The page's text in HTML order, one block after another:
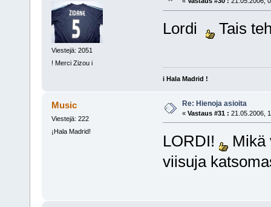
Viestejä: 2051
! Merci Zizou i
Lordi Tais
i Hala Madrid !
Music
Viestejä: 222
¡Hala Madrid!
Re: Hienoja asioita
« Vastaus #31 : 21.05.2006,
LORDI!
Mikä
viisuja